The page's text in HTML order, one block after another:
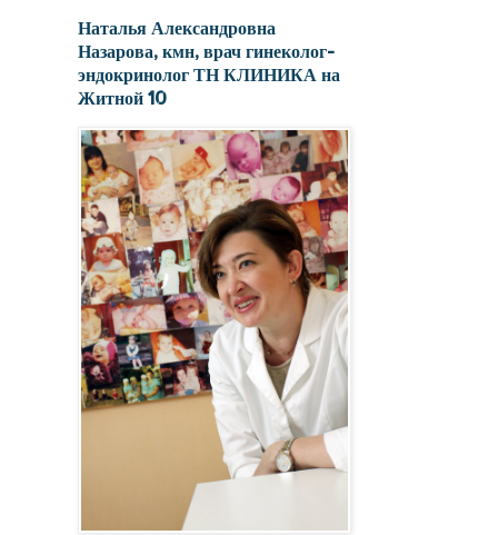
Наталья Александровна
Назарова, кмн, врач гинеколог-
эндокринолог ТН КЛИНИКА на
Житной 10